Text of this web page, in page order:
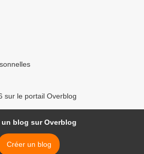
sur le portail Overblog
un blog sur Overblog
Créer un blog